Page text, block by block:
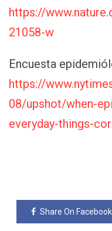
https://
21058-w
Encuesta
https://
08/upshot/when-
everyday-things-
Share On Facebook